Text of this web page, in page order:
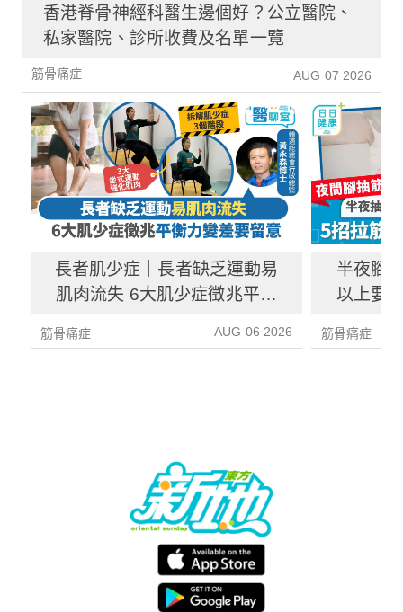
香港脊骨神經科醫生邊個好？公立醫院、
私家醫院、診所收費及名單一覽
筋骨痛症 AUG 07 2026
長者肌少症｜長者缺乏運動易
肌肉流失 6大肌少症徵兆平衡
筋骨痛症 AUG 06 2026
半夜腳
以上要
筋骨痛症